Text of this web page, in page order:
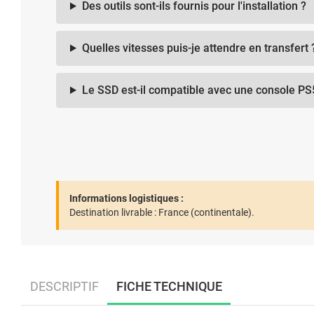
Des outils sont-ils fournis pour l'installation ?
Quelles vitesses puis-je attendre en transfert
Le SSD est-il compatible avec une console
Informations logistiques :
Destination livrable : France (continentale).
DESCRIPTIF FICHE TECHNIQUE